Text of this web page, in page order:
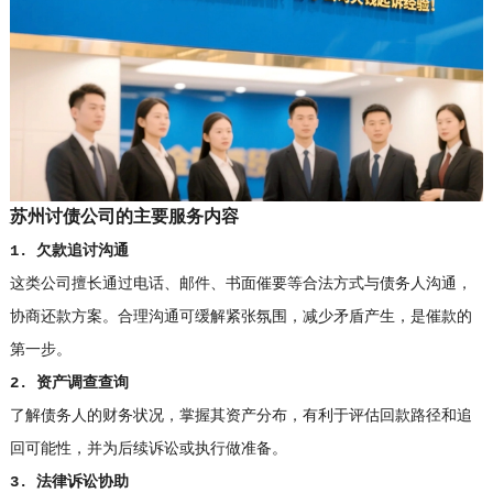
苏州讨债公司的主要服务内容
1. 欠款追讨沟通
这类公司擅长通过电话、邮件、书面催要等合法方式与债务人沟通，
协商还款方案。合理沟通可缓解紧张氛围，减少矛盾产生，是催款的
第一步。
2. 资产调查查询
了解债务人的财务状况，掌握其资产分布，有利于评估回款路径和追
回可能性，并为后续诉讼或执行做准备。
3. 法律诉讼协助